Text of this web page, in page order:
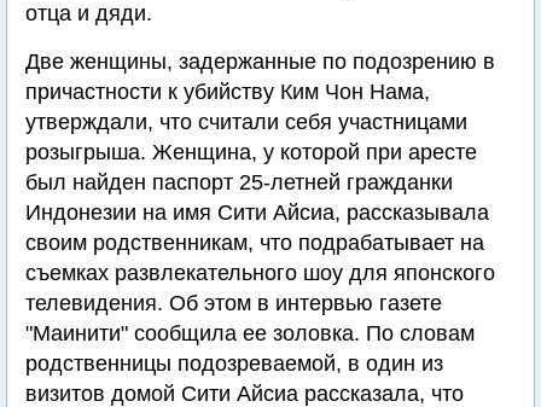
отца и дяди.
Две женщины, задержанные по подозрению в
причастности к убийству Ким Чон Нама,
утверждали, что считали себя участницами
розыгрыша. Женщина, у которой при аресте
был найден паспорт 25-летней гражданки
Индонезии на имя Сити Айсиа, рассказывала
своим родственникам, что подрабатывает на
съемках развлекательного шоу для японского
телевидения. Об этом в интервью газете
"Маинити" сообщила ее золовка. По словам
родственницы подозреваемой, в один из
визитов домой Сити Айсиа рассказала, что